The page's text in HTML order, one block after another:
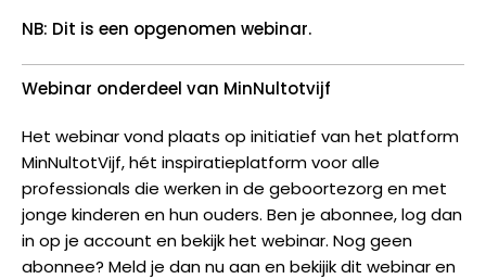
NB: Dit is een opgenomen webinar.
Webinar onderdeel van MinNultotvijf
Het webinar vond plaats op initiatief van het platform
MinNultotVijf, hét inspiratieplatform voor alle
professionals die werken in de geboortezorg en met
jonge kinderen en hun ouders. Ben je abonnee, log dan
in op je account en bekijk het webinar. Nog geen
abonnee? Meld je dan nu aan en bekijik dit webinar en